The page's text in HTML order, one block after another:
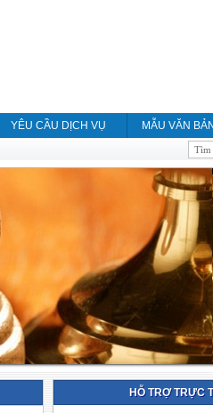
YÊU CẦU DỊCH VỤ MẪU VĂN BẢN
HỖ TRỢ TRỰC